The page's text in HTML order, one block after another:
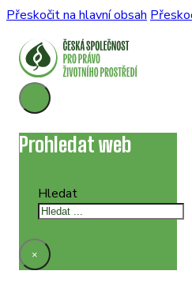
Přeskočit na hlavní obsah
Prohledat web
Hledat
×